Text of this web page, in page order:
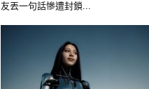
友丟一句話慘遭封鎖...